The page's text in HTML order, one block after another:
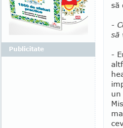
să
-
să
-
un
Publicitate